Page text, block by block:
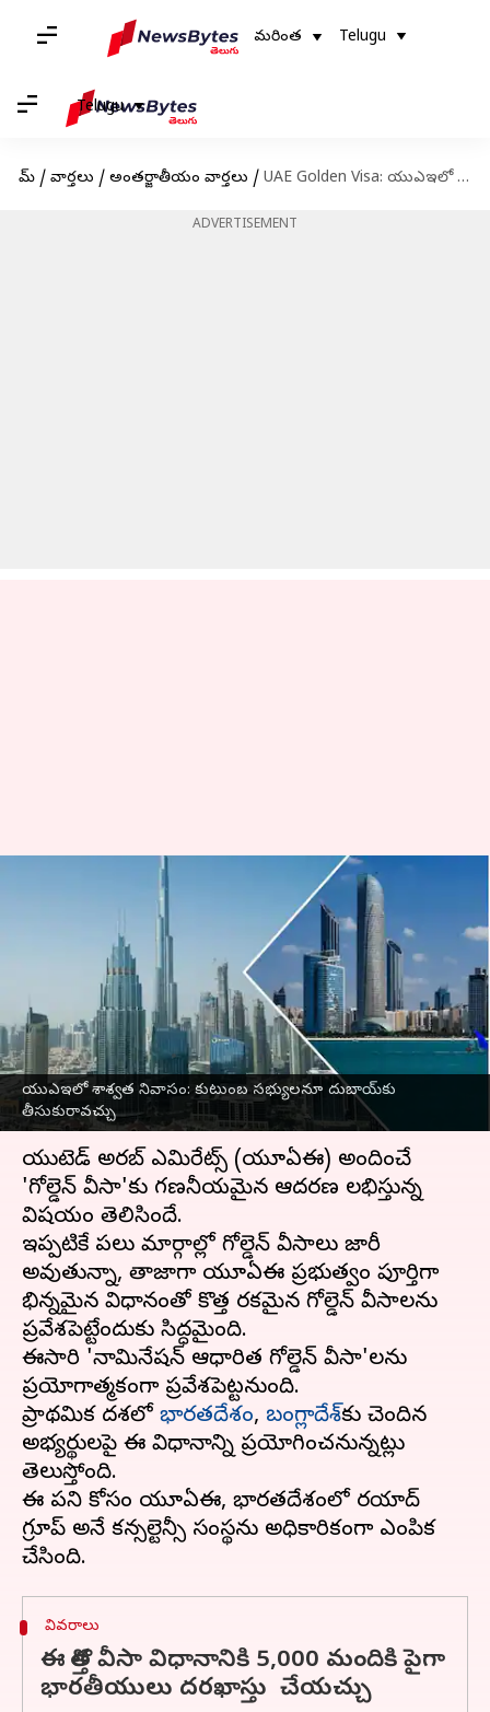
మరింత Telugu
Telugu
హోమ్ / వార్తలు / అంతర్జాతీయం వార్తలు / UAE Golden Visa: యుఎఇలో శాశ్వత నివాసం: ఆస్తిలో పెట్టుబడి పెట్టవలసిన అవసరం లేదు.. కుటుంబ సభ్యులనూ దుబాయ్‌కు తీసుకురావచ్చు
ADVERTISEMENT
యుఎఇలో శాశ్వత నివాసం: కుటుంబ సభ్యులనూ దుబాయ్‌కు
తీసుకురావచ్చు
UAE Golden Visa: యుఎఇలో
శాశ్వత నివాసం: ఆస్తిలో పెట్టుబడి
పెట్టవలసిన అవసరం లేదు..
కుటుంబ సభ్యులనూ దుబాయ్‌కు
తీసుకురావచ్చు
వ్రాసిన వారు Sirish Praharaju Jul 07, 2025 01:39 pm
ఈ వార్తాకథనం ఏంటి
యునైటెడ్ అరబ్ ఎమిరేట్స్ (యూఏఈ) అందించే
'గోల్డెన్ వీసా'కు గణనీయమైన ఆదరణ లభిస్తున్న
విషయం తెలిసిందే.
ఇప్పటికే పలు మార్గాల్లో గోల్డెన్ వీసాలు జారీ
అవుతున్నా, తాజాగా యూఏఈ ప్రభుత్వం పూర్తిగా
భిన్నమైన విధానంతో కొత్త రకమైన గోల్డెన్ వీసాలను
ప్రవేశపెట్టేందుకు సిద్ధమైంది.
ఈసారి 'నామినేషన్ ఆధారిత గోల్డెన్ వీసా'లను
ప్రయోగాత్మకంగా ప్రవేశపెట్టనుంది.
ప్రాథమిక దశలో భారతదేశం, బంగ్లాదేశ్‌కు చెందిన
అభ్యర్థులపై ఈ విధానాన్ని ప్రయోగించనున్నట్లు
తెలుస్తోంది.
ఈ పని కోసం యూఏఈ, భారతదేశంలో రయాద్
గ్రూప్ అనే కన్సల్టెన్సీ సంస్థను అధికారికంగా ఎంపిక
వివరాలు
ఈ కొత్త వీసా విధానానికి 5,000 మందికి పైగా
భారతీయులు దరఖాస్తు చేయచ్చు